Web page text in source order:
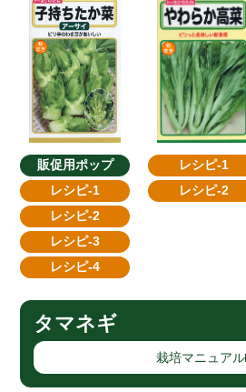
販促用ポップ
レシピ-1
レシピ-2
レシピ-3
レシピ-4
レシピ-1
レシピ-2
タマネギ
栽培マニュアル